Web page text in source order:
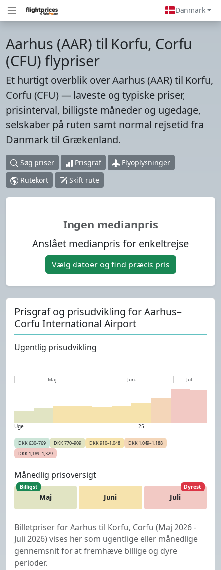
Danmark
Aarhus (AAR) til Korfu, Corfu
(CFU) flypriser
Et hurtigt overblik over Aarhus (AAR) til Korfu,
Corfu (CFU) — laveste og typiske priser,
prisinterval, billigste måneder og ugedage,
selskaber på ruten samt normal rejsetid fra
Danmark til Grækenland.
Søg priser Prisgraf
Flyoplysninger
Rutekort
Skift rute
Ingen medianpris
Anslået medianpris for enkeltrejse
Vælg datoer og find præcis pris
Prisgraf og prisudvikling for Aarhus–
Corfu International Airport
Ugentlig prisudvikling
Maj Jun. Jul.
Uge 25
DKK 630–769 DKK 770–909 DKK 910–1,048
DKK 1,049–1,188
DKK 1,189–1,329
Månedlig prisoversigt
Maj
Billigst
Juni Juli
Dyrest
Billetpriser for Aarhus til Korfu, Corfu (Maj 2026 -
Juli 2026) vises her som ugentlige eller månedlige
gennemsnit for at fremhæve billige og dyre
perioder.